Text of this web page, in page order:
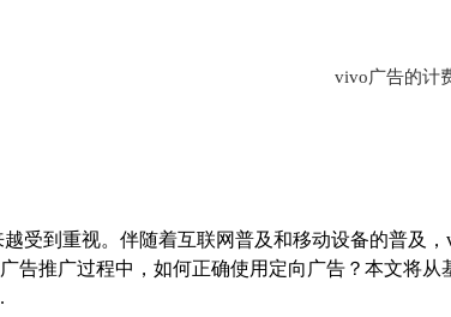
vivo广告的计
受到重视。伴随着互联网普及和移动设备的普及，
告推广过程中，如何正确使用定向广告？本文将从